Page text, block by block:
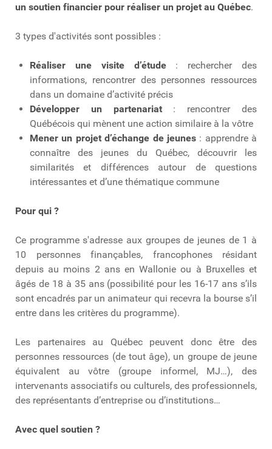
un soutien financier pour réaliser un projet au Québec.
3 types d'activités sont possibles :
Réaliser une visite d’étude : rechercher des
informations, rencontrer des personnes ressources
dans un domaine d’activité précis
Développer un partenariat : rencontrer des
Québécois qui mènent une action similaire à la vôtre
Mener un projet d’échange de jeunes : apprendre à
connaître des jeunes du Québec, découvrir les
similarités et différences autour de questions
intéressantes et d’une thématique commune
Pour qui ?
Ce programme s'adresse aux groupes de jeunes de 1 à
10 personnes finançables, francophones résidant
depuis au moins 2 ans en Wallonie ou à Bruxelles et
âgés de 18 à 35 ans (possibilité pour les 16-17 ans s’ils
sont encadrés par un animateur qui recevra la bourse s’il
entre dans les critères du programme).
Les partenaires au Québec peuvent donc être des
personnes ressources (de tout âge), un groupe de jeune
équivalent au vôtre (groupe informel, MJ…), des
intervenants associatifs ou culturels, des professionnels,
des représentants d’entreprise ou d’institutions…
Avec quel soutien ?